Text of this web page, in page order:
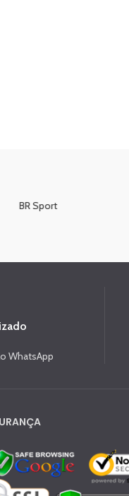
BR Sport
WhatsApp